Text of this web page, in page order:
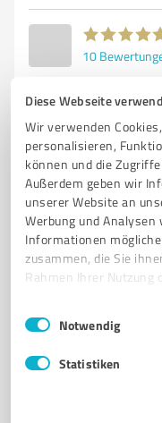
Diese Webseite
Wir verwenden
personalisieren,
können und die
Außerdem geben wir
unserer Website an
Werbung und
Informationen
zusammen, die Sie
Rahmen Ihrer Nutzung
Impressum
Einwilligungsauswahl
Notwendig
Statistiken
10
4 Coaching
׀ Unternehmercoaching-Zentrum
Dreiländereck
Professionelles
Führungskräfte in
NETZWERKEN